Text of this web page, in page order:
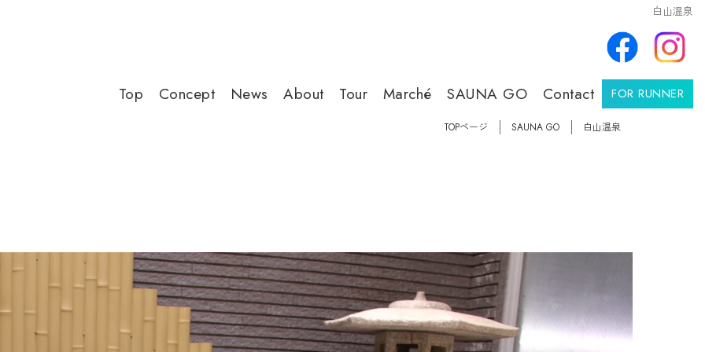
白山温泉
Top Concept News About Tour Marché SAUNA GO Contact FOR RUNNER
TOPページ SAUNA GO 白山温泉